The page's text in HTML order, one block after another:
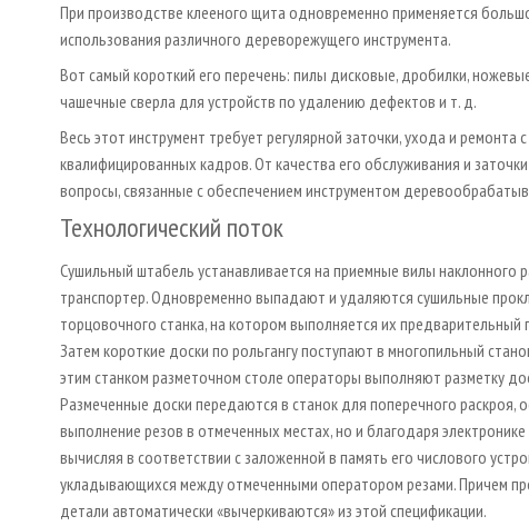
При производстве клееного щита одновременно применяется
использования различного дереворежущего инструмента.
Вот самый короткий его перечень: пилы дисковые, дробилки,
чашечные сверла для устройств по удалению дефектов и т. д.
Весь этот инструмент требует регулярной заточки, ухода и
квалифицированных кадров. От качества его обслуживания и
вопросы, связанные с обеспечением инструментом
Технологический поток
Сушильный штабель устанавливается на приемные вилы
транспортер. Одновременно выпадают и удаляются сушильные
торцовочного станка, на котором выполняется их
Затем короткие доски по рольгангу поступают в многопильный
этим станком разметочном столе операторы выполняют разметку
Размеченные доски передаются в станок для поперечного
выполнение резов в отмеченных местах, но и благодаря
вычисляя в соответствии с заложенной в память его числового
укладывающихся между отмеченными оператором резами. Причем
детали автоматически «вычеркиваются» из этой специ­фикации.